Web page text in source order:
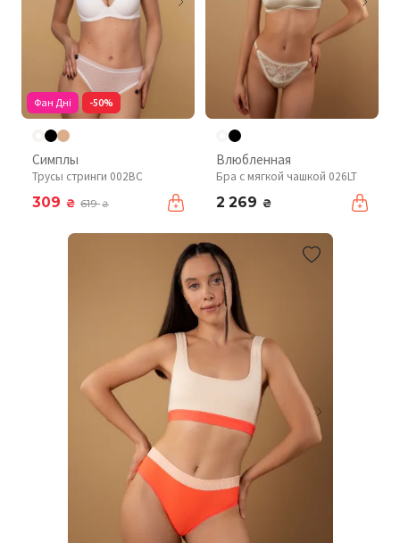
Фан Дні -50%
Симплы
Трусы стринги 002BC
309 ₴ 619₴
Влюбленная
Бра с мягкой чашкой 026LT
2 269 ₴